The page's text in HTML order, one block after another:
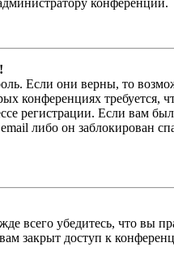
Если они верны, то
конференциях требуется,
регистрации. Если вам
либо он заблокирован
всего убедитесь, что вы
закрыт доступ к